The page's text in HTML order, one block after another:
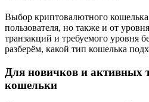
Выбор криптовалютного кошелька
пользователя, но также и от
транзакций и требуемого уровня
разберём, какой тип кошелька
Для новичков и активных
кошельки